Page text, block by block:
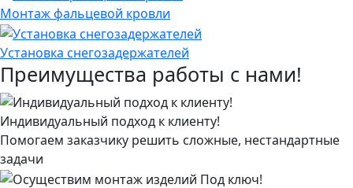
Монтаж фальцевой кровли
Установка снегозадержателей
Преимущества работы с нами!
Индивидуальный подход к клиенту!
Помогаем заказчику решить сложные, нестандартные
задачи